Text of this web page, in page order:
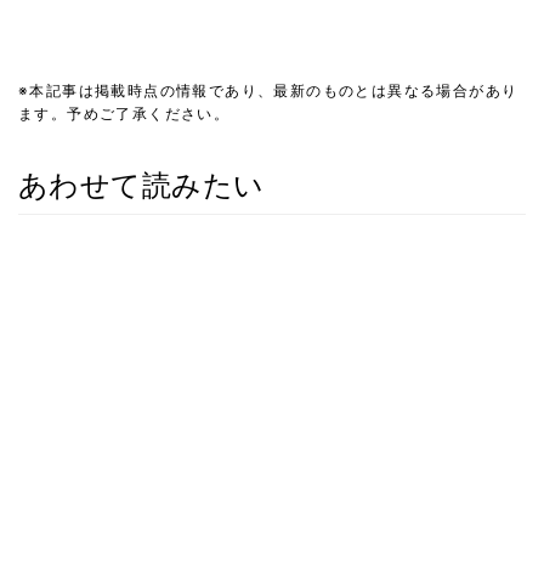
※本記事は掲載時点の情報であり、最新のものとは異なる場合があり
ます。予めご了承ください。
あわせて読みたい